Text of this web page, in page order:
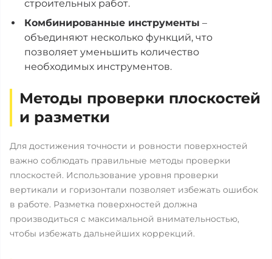
строительных работ.
Комбинированные инструменты –
объединяют несколько функций, что
позволяет уменьшить количество
необходимых инструментов.
Методы проверки плоскостей
и разметки
Для достижения точности и ровности поверхностей
важно соблюдать правильные методы проверки
плоскостей. Использование уровня проверки
вертикали и горизонтали позволяет избежать ошибок
в работе. Разметка поверхностей должна
производиться с максимальной внимательностью,
чтобы избежать дальнейших коррекций.